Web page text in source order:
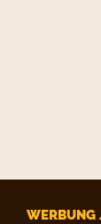
WERBUNG